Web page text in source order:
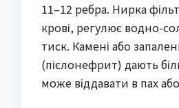
11–12 ребра. Нирка
крові, регулює водно-
тиск. Камені або
(пієлонефрит) дають
може віддавати в пах